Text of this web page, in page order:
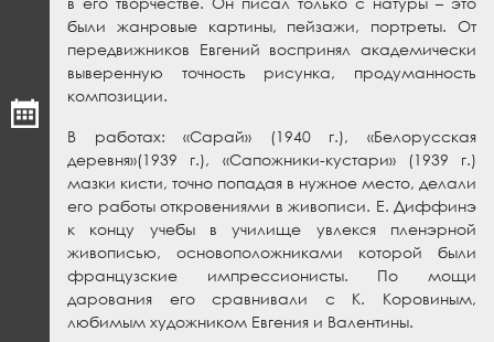
были жанровые картины, пейзажи, портреты. От
передвижников Евгений воспринял академически
выверенную точность рисунка, продуманность
композиции.
В работах: «Сарай» (1940 г.), «Белорусская
деревня»(1939 г.), «Сапожники-кустари» (1939 г.)
мазки кисти, точно попадая в нужное место, делали
его работы откровениями в живописи. Е. Диффинэ
к концу учебы в училище увлекся пленэрной
живописью, основоположниками которой были
французские импрессионисты. По мощи
дарования его сравнивали с К. Коровиным,
любимым художником Евгения и Валентины.